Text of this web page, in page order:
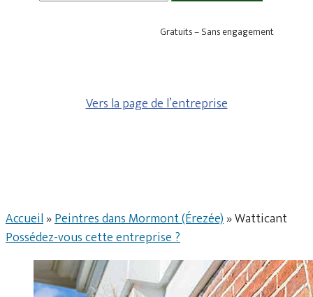
Gratuits – Sans engagement
Vers la page de l’entreprise
Accueil»Peintres dans Mormont (Érezée)»Watticant
Possédez-vous cette entreprise ?